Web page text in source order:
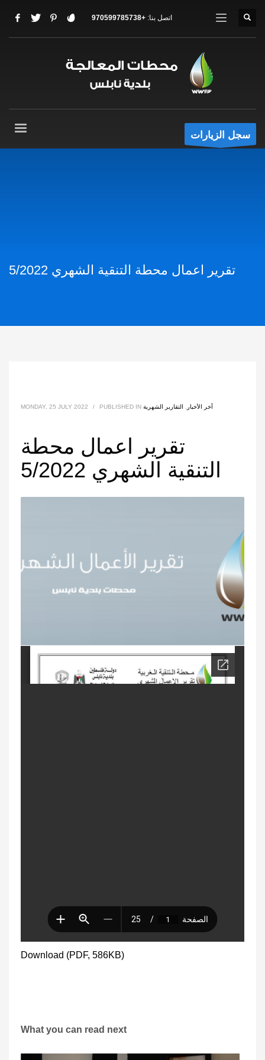
اتصل بنا: +970599785738
سجل الزيارات
تقرير اعمال محطة التنقية الشهري 5/2022
MONDAY, 25 JULY 2022 / PUBLISHED IN آخر الأخبار التقارير الشهرية
تقرير اعمال محطة
التنقية الشهري 5/2022
Download (PDF, 586KB)
What you can read next